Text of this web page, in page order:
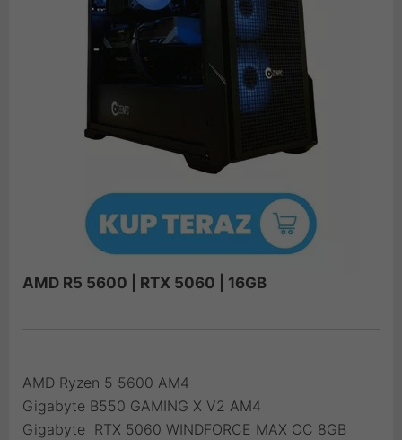
AMD R5 5600 | RTX 5060 | 16GB
AMD Ryzen 5 5600 AM4
Gigabyte B550 GAMING X V2 AM4
Gigabyte RTX 5060 WINDFORCE MAX OC 8GB